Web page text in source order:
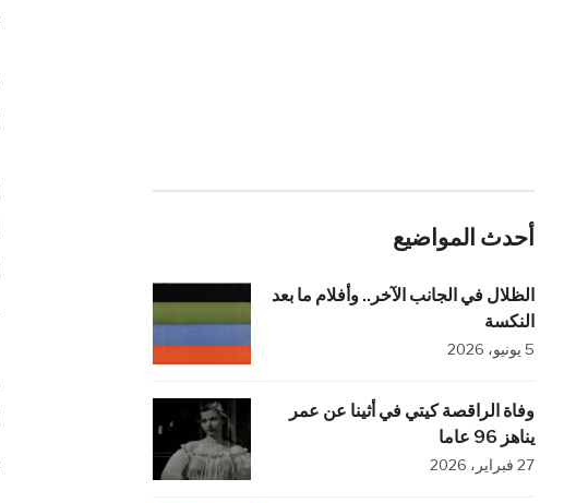
أحدث المواضيع
الظلال في الجانب الآخر.. وأفلام ما بعد
النكسة
5 يونيو، 2026
وفاة الراقصة كيتي في أثينا عن عمر
يناهز 96 عاما
27 فبراير، 2026